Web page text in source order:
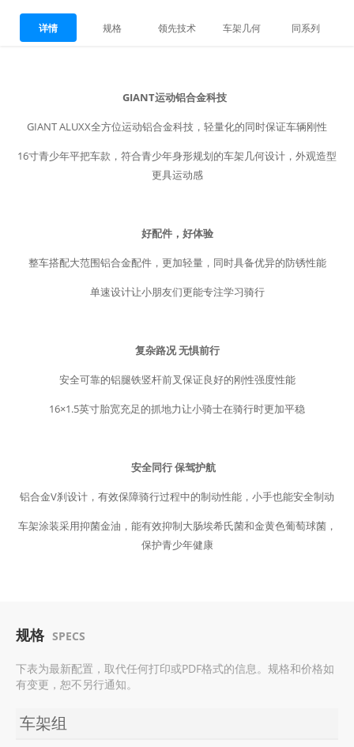
详情 规格 领先技术 车架几何 同系列
GIANT运动铝合金科技
GIANT ALUXX全方位运动铝合金科技，轻量化的同时保证车辆刚性
16寸青少年平把车款，符合青少年身形规划的车架几何设计，外观造型
更具运动感
好配件，好体验
整车搭配大范围铝合金配件，更加轻量，同时具备优异的防锈性能
单速设计让小朋友们更能专注学习骑行
复杂路况 无惧前行
安全可靠的铝腿铁竖杆前叉保证良好的刚性强度性能
16×1.5英寸胎宽充足的抓地力让小骑士在骑行时更加平稳
安全同行 保驾护航
铝合金V刹设计，有效保障骑行过程中的制动性能，小手也能安全制动
车架涂装采用抑菌金油，能有效抑制大肠埃希氏菌和金黄色葡萄球菌，
保护青少年健康
规格 SPECS
下表为最新配置，取代任何打印或PDF格式的信息。规格和价格如
有变更，恕不另行通知。
车架组